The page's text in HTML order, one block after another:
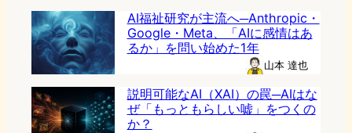
AI福祉研究が主流へ─Anthropic・
Google・Meta、「AIに感情はあ
るか」を問い始めた1年
山本 達也
説明可能なAI（XAI）の罠─AIはな
ぜ「もっともらしい嘘」をつくの
か？